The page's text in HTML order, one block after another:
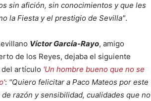
sin afición, sin conocimientos y que les
la Fiesta y el prestigio de Sevilla".
Víctor García-Rayo, amigo
de los Reyes, dejaba el siguiente
artículo 'Un hombre bueno que no se
: "Quiero felicitar a Paco Mateos por este
razón y sensibilidad, cualidades que no